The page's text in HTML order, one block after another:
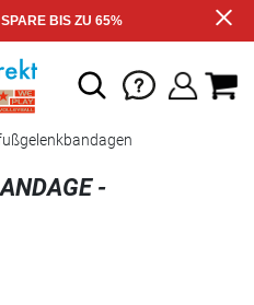
BIS ZU 65%
- S